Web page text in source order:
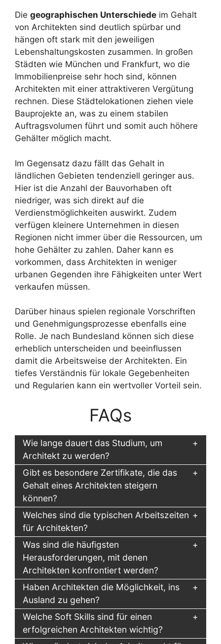
Die geographischen Unterschiede im Gehalt
von Architekten sind deutlich spürbar und
hängen oft stark mit den jeweiligen
Lebenshaltungskosten zusammen. In großen
Städten wie München und Frankfurt, wo die
Immobilienpreise sehr hoch sind, können
Architekten mit einer attraktiveren Vergütung
rechnen. Diese Städtelokationen ziehen viele
Bauprojekte an, was zu einem stabilen
Auftragsvolumen führt und somit auch höhere
Gehälter möglich macht.
Im Gegensatz dazu fällt das Gehalt in
ländlichen Gebieten tendenziell geringer aus.
Hier ist die Anzahl der Bauvorhaben oft
niedriger, was sich direkt auf die
Verdienstmöglichkeiten auswirkt. Zudem
verfügen kleinere Unternehmen in diesen
Regionen nicht immer über die Ressourcen, um
hohe Gehälter zu zahlen. Daher kann es
vorkommen, dass Architekten in weniger
urbanen Gegenden ihre Fähigkeiten unter Wert
verkaufen müssen.
Darüber hinaus spielen regionale Vorschriften
und Genehmigungsprozesse ebenfalls eine
Rolle. Je nach Bundesland können sich diese
erheblich unterscheiden und beeinflussen
damit die Arbeitsweise der Architekten. Ein
tiefes Verständnis für lokale Gegebenheiten
und Regularien kann ein wertvoller Vorteil sein.
FAQs
Wie lange dauert das Studium, um
Architekt zu werden?
Gibt es besondere Zertifikate, die das
Gehalt eines Architekten steigern
können?
Welches sind die typischen Arbeitszeiten
für Architekten?
Was sind die häufigsten
Herausforderungen, mit denen
Architekten konfrontiert werden?
Haben Architekten die Möglichkeit, ins
Ausland zu gehen?
Welche Soft Skills sind für einen
erfolgreichen Architekten wichtig?